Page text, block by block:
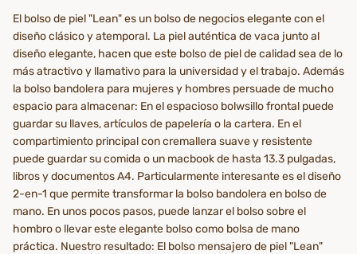
El bolso de piel "Lean" es un bolso de negocios elegante con el
diseño clásico y atemporal. La piel auténtica de vaca junto al
diseño elegante, hacen que este bolso de piel de calidad sea de lo
más atractivo y llamativo para la universidad y el trabajo. Además
la bolso bandolera para mujeres y hombres persuade de mucho
espacio para almacenar: En el espacioso bolwsillo frontal puede
guardar su llaves, artículos de papelería o la cartera. En el
compartimiento principal con cremallera suave y resistente
puede guardar su comida o un macbook de hasta 13.3 pulgadas,
libros y documentos A4. Particularmente interesante es el diseño
2-en-1 que permite transformar la bolso bandolera en bolso de
mano. En unos pocos pasos, puede lanzar el bolso sobre el
hombro o llevar este elegante bolso como bolsa de mano
práctica. Nuestro resultado: El bolso mensajero de piel "Lean"